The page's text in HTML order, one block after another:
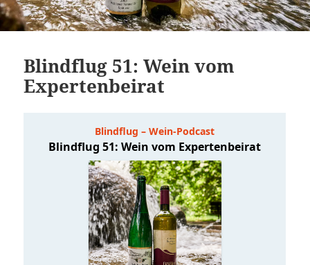
Blindflug 51: Wein vom
Expertenbeirat